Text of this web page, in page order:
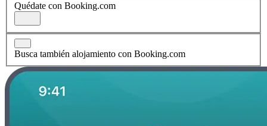
Quédate con Booking.com
Busca también alojamiento con Booking.com